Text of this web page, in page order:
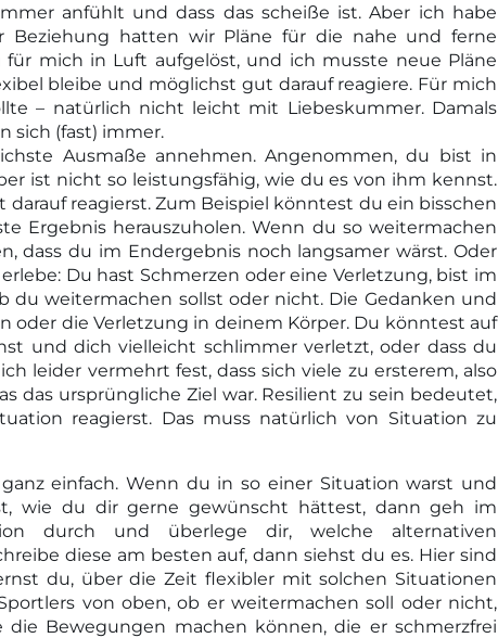
anfühlt und dass das scheiße ist. Aber ich habe
Beziehung hatten wir Pläne für die nahe und ferne
mich in Luft aufgelöst, und ich musste neue Pläne
bleibe und möglichst gut darauf reagiere. Für mich
– natürlich nicht leicht mit Liebeskummer. Damals
sich (fast) immer.
Ausmaße annehmen. Angenommen, du bist in
ist nicht so leistungsfähig, wie du es von ihm kennst.
reagierst. Zum Beispiel könntest du ein bisschen
Ergebnis herauszuholen. Wenn du so weitermachen
dass du im Endergebnis noch langsamer wärst. Oder
Du hast Schmerzen oder eine Verletzung, bist im
weitermachen sollst oder nicht. Die Gedanken und
oder die Verletzung in deinem Körper. Du könntest auf
und dich vielleicht schlimmer verletzt, oder dass du
leider vermehrt fest, dass sich viele zu ersterem, also
das ursprüngliche Ziel war. Resilient zu sein bedeutet,
reagierst. Das muss natürlich von Situation zu
einfach. Wenn du in so einer Situation warst und
wie du dir gerne gewünscht hättest, dann geh im
durch und überlege dir, welche alternativen
diese am besten auf, dann siehst du es. Hier sind
du, über die Zeit flexibler mit solchen Situationen
von oben, ob er weitermachen soll oder nicht,
Bewegungen machen können, die er schmerzfrei